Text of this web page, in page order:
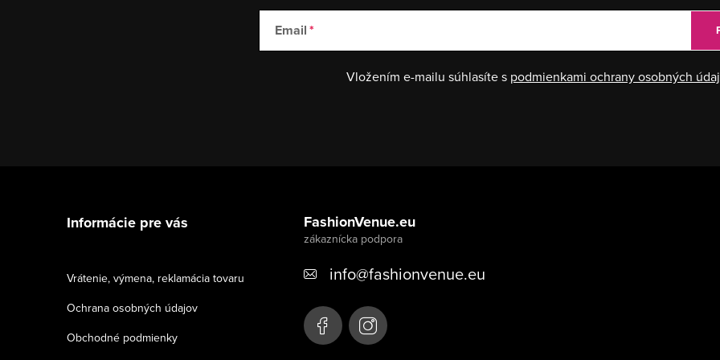
Email
Vložením e-mailu súhlasíte s podmienkami ochrany osobných
Informácie pre vás
Vrátenie, výmena, reklamácia tovaru
Ochrana osobných údajov
Obchodné podmienky
FashionVenue.eu
info@fashionvenue.eu